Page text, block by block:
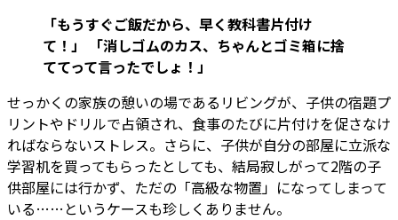
「もうすぐご飯だから、早く教科書片付け
て！」
「消しゴムのカス、ちゃんとゴミ箱に捨
ててって言ったでしょ！」
せっかくの家族の憩いの場であるリビングが、子供の宿題プ
リントやドリルで占領され、食事のたびに片付けを促さなけ
ればならないストレス。さらに、子供が自分の部屋に立派な
学習机を買ってもらったとしても、結局寂しがって2階の子
供部屋には行かず、ただの「高級な物置」になってしまって
いる……というケースも珍しくありません。